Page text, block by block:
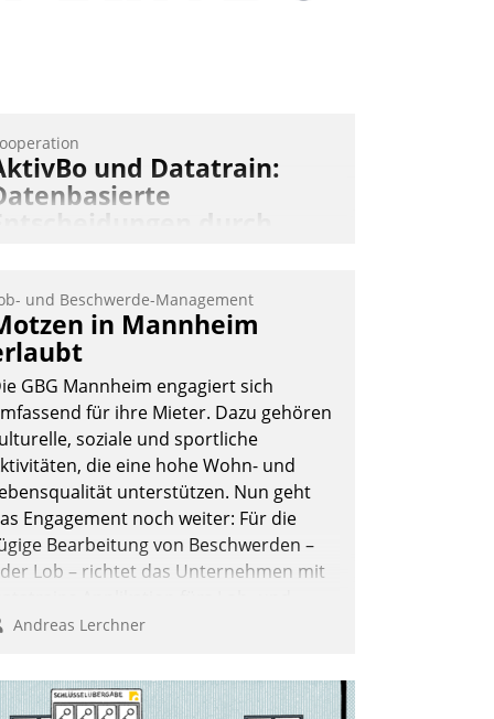
und Datatrain:
und Datatrain kooperieren –
profitieren: Die
Integration der Lösungen von
und Datatrain ermöglicht
ausgelöste, zielgerichtete
– eine starke
für intelligente, datengestützte
und Beschwerde-Management
in Mannheim
GBG Mannheim engagiert sich
für ihre Mieter. Dazu gehören
soziale und sportliche
die eine hohe Wohn- und
unterstützen. Nun geht
Engagement noch weiter: Für die
Bearbeitung von Beschwerden –
Lob – richtet das Unternehmen mit
Management einen eigenen
Andreas Lerchner